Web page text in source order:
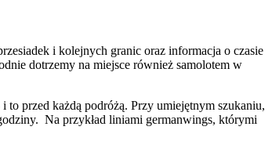
i kolejnych granic oraz informacja o czasie
dotrzemy na miejsce również samolotem w
przed każdą podróżą. Przy umiejętnym szukaniu,
Na przykład liniami germanwings, którymi